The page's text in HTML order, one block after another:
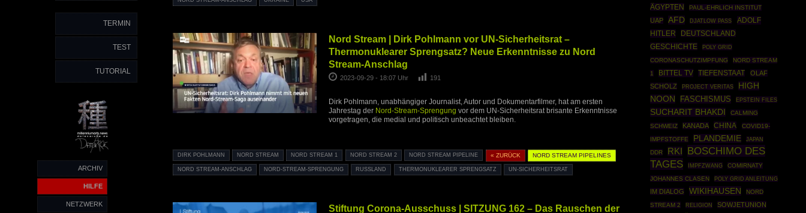
TERMIN
TEST
TUTORIAL
ARCHIV
HILFE
NETZWERK
Nord Stream | Dirk Pohlmann vor UN-Sicherheitsrat –
Thermonuklearer Sprengsatz? Neue Erkenntnisse zu Nord
Stream-Anschlag
2023-09-29 - 18:07 Uhr 191
Dirk Pohlmann, unabhängiger Journalist, Autor und Dokumentarfilmer, hat am ersten
Jahrestag der Nord-Stream-Sprengung vor dem UN-Sicherheitsrat brisante Erkenntnisse
vorgetragen, die medial und politisch unbeachtet bleiben.
DIRK POHLMANN NORD STREAM NORD STREAM 1 NORD STREAM 2 NORD STREAM PIPELINE « ZURÜCK NORD STREAM PIPELINES
NORD STREAM-ANSCHLAG NORD-STREAM-SPRENGUNG RUSSLAND THERMONUKLEARER SPRENGSATZ UN-SICHERHEITSRAT
Stiftung Corona-Ausschuss | SITZUNG 162 – Das Rauschen der
ÄGYPTEN PAUL-EHRLICH INSTITUT
UAP AFD DJATLOW PASS
ADOLF
HITLER
DEUTSCHLAND
GESCHICHTE
POLY GRID
CORONASCHUTZIMPFUNG
NORD STREAM
1
BITTEL TV TIEFENSTAAT
OLAF
SCHOLZ
PROJECT VERITAS
HIGH
NOON
FASCHISMUS EPSTEIN FILES
SUCHARIT BHAKDI
CALMING
SCHWEIZ
KANADA CHINA
COVID19-
IMPFSTOFFE
PLANDEMIE JAPAN
DDR RKI
BOSCHIMO DES
TAGES
IMPFZWANG
COMIRNATY
JOHANNES CLASEN
POLY GRID ANLEITUNG
IM DIALOG WIKIHAUSEN
NORD
STREAM 2
RELIGION SOWJETUNION